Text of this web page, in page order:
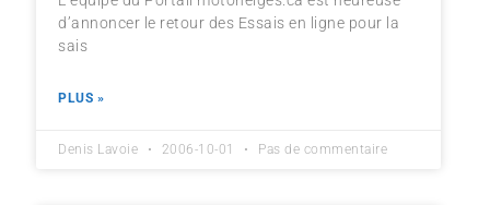
d’annoncer le retour des Essais en ligne pour la
sais
PLUS »
Denis Lavoie 2006-10-01 Pas de commentaire